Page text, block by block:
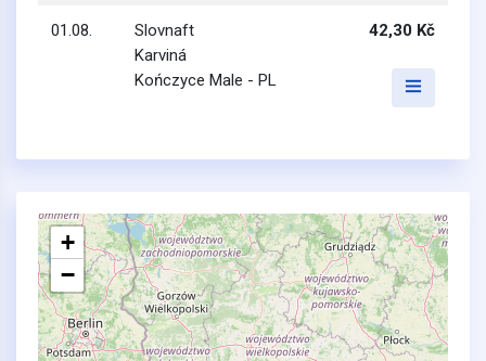
01.08.
Slovnaft
Karviná
Kończyce Male - PL
42,30 Kč
+
−